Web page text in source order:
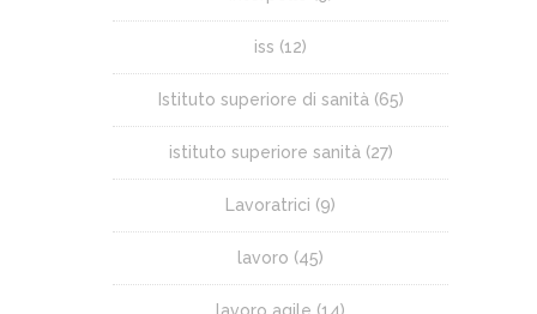
iss (12)
Istituto superiore di sanità (65)
istituto superiore sanità (27)
Lavoratrici (9)
lavoro (45)
lavoro agile (14)